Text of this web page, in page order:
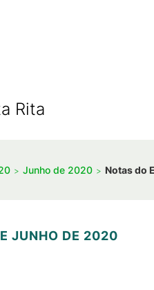
Rita
Junho de 2020 Notas do
JUNHO DE 2020